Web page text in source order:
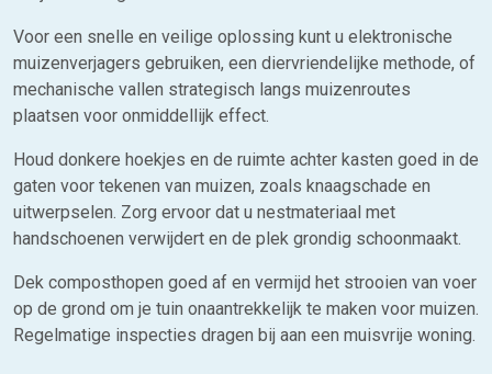
Voor een snelle en veilige oplossing kunt u elektronische
muizenverjagers gebruiken, een diervriendelijke methode, of
mechanische vallen strategisch langs muizenroutes
plaatsen voor onmiddellijk effect.
Houd donkere hoekjes en de ruimte achter kasten goed in de
gaten voor tekenen van muizen, zoals knaagschade en
uitwerpselen. Zorg ervoor dat u nestmateriaal met
handschoenen verwijdert en de plek grondig schoonmaakt.
Dek composthopen goed af en vermijd het strooien van voer
op de grond om je tuin onaantrekkelijk te maken voor muizen.
Regelmatige inspecties dragen bij aan een muisvrije woning.